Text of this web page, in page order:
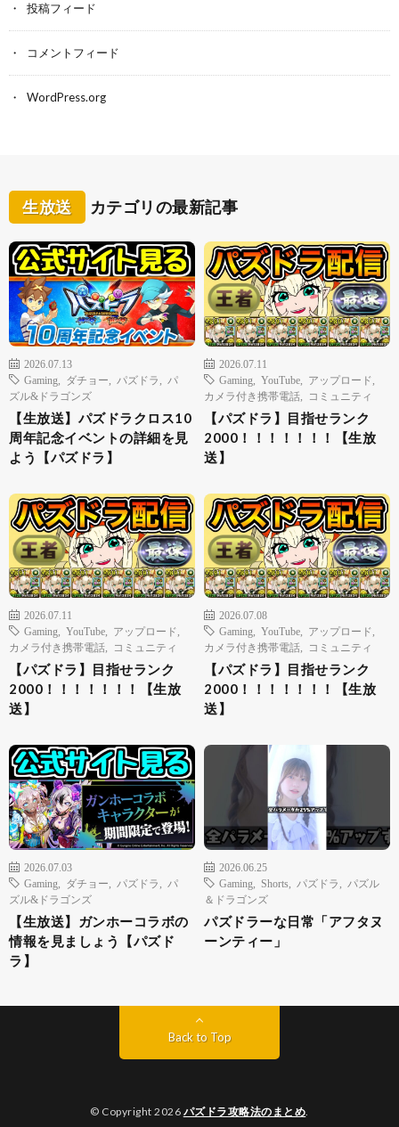
投稿フィード
コメントフィード
WordPress.org
生放送 カテゴリの最新記事
2026.07.13
Gaming
ダチョー パズドラ
パ
ズル&ドラゴンズ
【生放送】パズドラクロス10
周年記念イベントの詳細を見
よう【パズドラ】
2026.07.11
Gaming
YouTube アップロード
カメラ付き携帯電話
コミュニティ
【パズドラ】目指せランク
2000！！！！！！！【生放
送】
2026.07.11
Gaming
YouTube アップロード
カメラ付き携帯電話
コミュニティ
【パズドラ】目指せランク
2000！！！！！！！【生放
送】
2026.07.08
Gaming
YouTube アップロード
カメラ付き携帯電話
コミュニティ
【パズドラ】目指せランク
2000！！！！！！！【生放
送】
2026.07.03
Gaming
ダチョー パズドラ
パ
ズル&ドラゴンズ
【生放送】ガンホーコラボの
情報を見ましょう【パズド
ラ】
2026.06.25
Gaming
Shorts パズドラ
パズル
＆ドラゴンズ
パズドラーな日常「アフタヌ
ーンティー」
Back to Top
© Copyright 2026 パズドラ攻略法のまとめ